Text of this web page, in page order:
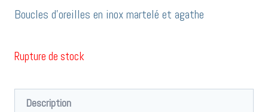
Boucles d’oreilles en inox martelé et agathe
Rupture de stock
Description